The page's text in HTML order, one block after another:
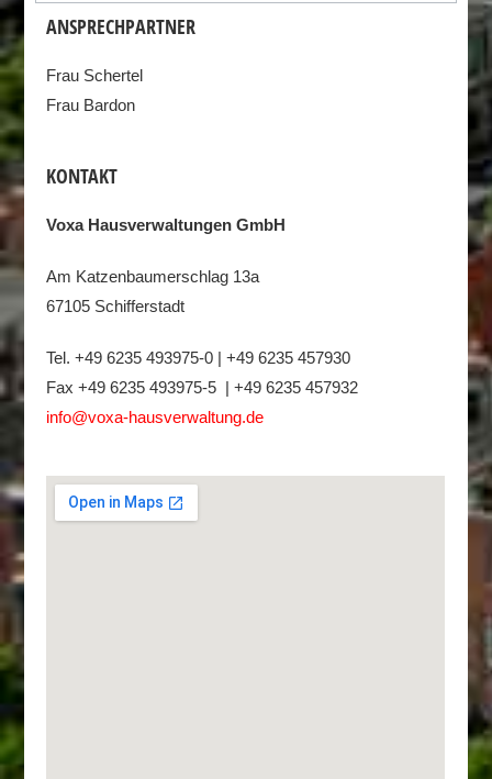
ANSPRECHPARTNER
Frau Schertel
Frau Bardon
KONTAKT
Voxa Hausverwaltungen GmbH
Am Katzenbaumerschlag 13a
67105 Schifferstadt
Tel. +49 6235 493975-0 | +49 6235 457930
Fax +49 6235 493975-5 | +49 6235 457932
info@voxa-hausverwaltung.de